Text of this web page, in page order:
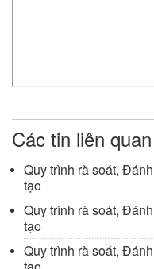
Các tin liên quan
Quy trình rà soát,
tạo
Quy trình rà soát,
tạo
Quy trình rà soát,